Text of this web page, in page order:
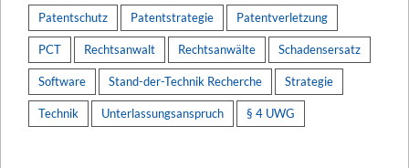
Patentschutz Patentstrategie Patentverletzung
PCT Rechtsanwalt Rechtsanwälte Schadensersatz
Software Stand-der-Technik Recherche Strategie
Technik Unterlassungsanspruch § 4 UWG